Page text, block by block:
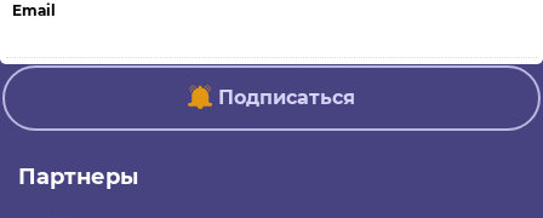
Email
Подписаться
Партнеры